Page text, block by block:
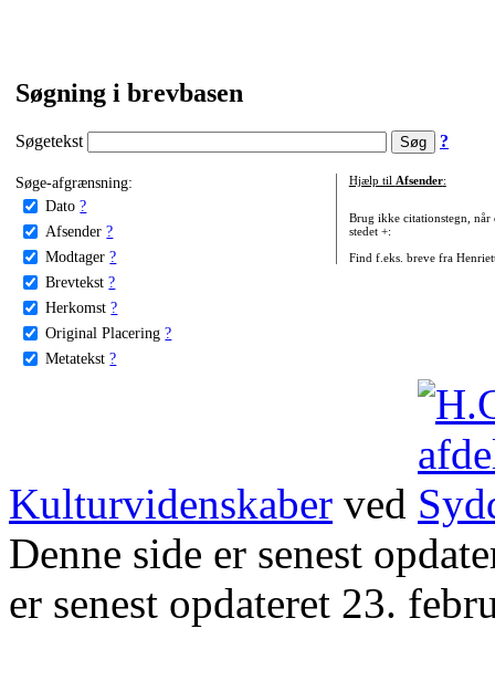
Søgning i brevbasen
Søgetekst ?
Søge-afgrænsning:
Dato ?
Afsender ?
Modtager ?
Brevtekst ?
Herkomst ?
Original Placering ?
Metatekst ?
Hjælp til Afsender:
Brug ikke citationstegn, når
stedet +:
Find f.eks. breve fra
Kulturvidenskaber ved
Denne side er senest
er senest opdateret 23.